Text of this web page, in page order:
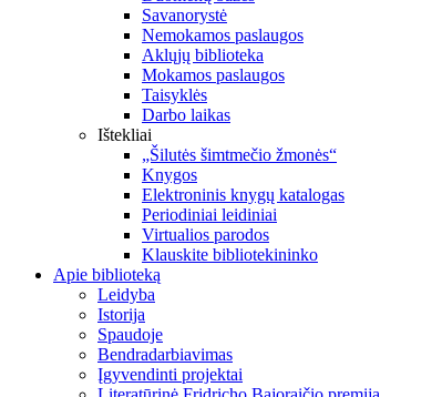
Savanorystė
Nemokamos paslaugos
Aklųjų biblioteka
Mokamos paslaugos
Taisyklės
Darbo laikas
Ištekliai
„Šilutės šimtmečio žmonės“
Knygos
Elektroninis knygų katalogas
Periodiniai leidiniai
Virtualios parodos
Klauskite bibliotekininko
Apie biblioteką
Leidyba
Istorija
Spaudoje
Bendradarbiavimas
Įgyvendinti projektai